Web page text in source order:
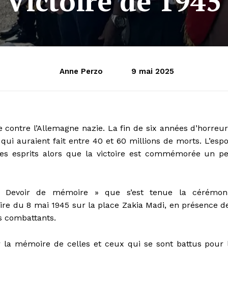
Anne Perzo 9 mai 2025
l’Allemagne nazie. La fin de six années
auraient fait entre 40 et 60 millions de morts.
esprits alors que la victoire est commémorée un
de mémoire » que s’est tenue la
du 8 mai 1945 sur la place Zakia Madi, en présence
combattants.
la mémoire de celles et ceux qui se sont battus pour